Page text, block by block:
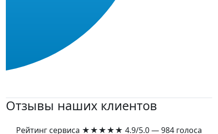
Отзывы наших клиентов
Рейтинг сервиса ★★★★★ 4.9/5.0 — 984 голоса